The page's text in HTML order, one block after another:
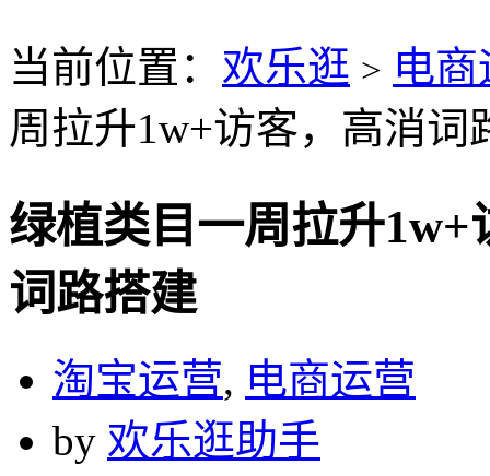
当前位置： 欢乐逛 > 电
周拉升1w+访客，高消词
绿植类目一周拉升1w+
词路搭建
淘宝运营, 电商运营
by 欢乐逛助手